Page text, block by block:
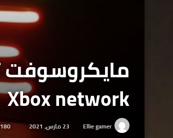
Xbox network
Ellie gamer 23 مارس، 2021 180